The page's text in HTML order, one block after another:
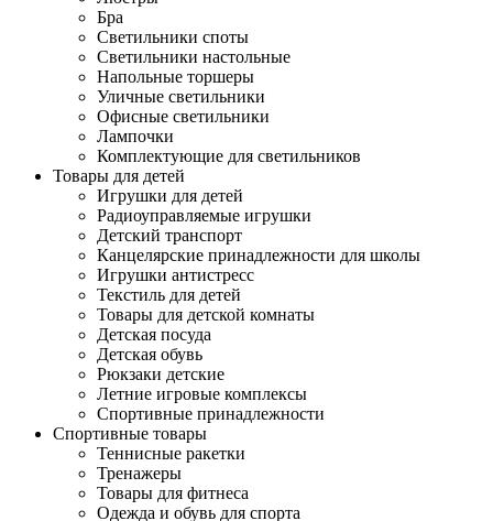
Бра
Светильники споты
Светильники настольные
Напольные торшеры
Уличные светильники
Офисные светильники
Лампочки
Комплектующие для светильников
Товары для детей
Игрушки для детей
Радиоуправляемые игрушки
Детский транспорт
Канцелярские принадлежности для школы
Игрушки антистресс
Текстиль для детей
Товары для детской комнаты
Детская посуда
Детская обувь
Рюкзаки детские
Летние игровые комплексы
Спортивные принадлежности
Спортивные товары
Теннисные ракетки
Тренажеры
Товары для фитнеса
Одежда и обувь для спорта